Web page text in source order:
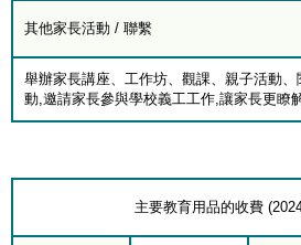
其他家長活動 / 聯繫
舉辦家長講座、工作坊、觀課、親子活動
動,邀請家長參與學校義工工作,讓家長更瞭
主要教育用品的收費